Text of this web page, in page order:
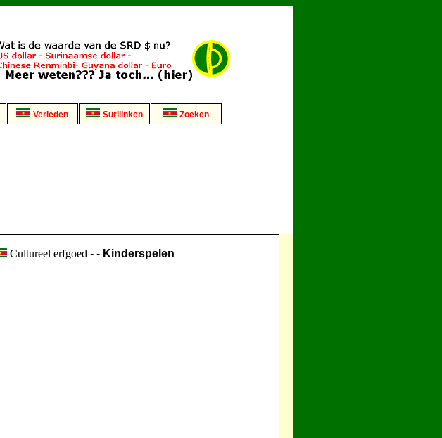
Verleden Surilinken Zoeken
Cultureel erfgoed - - Kinderspelen